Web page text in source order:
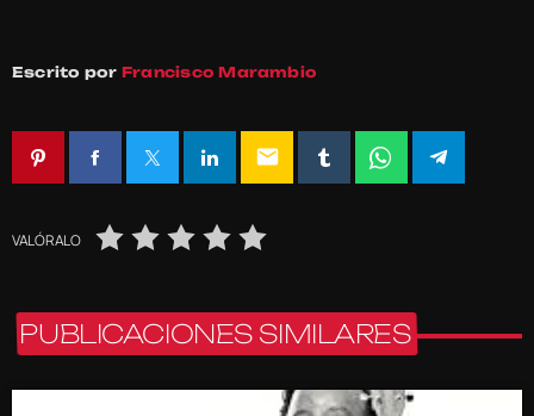
Escrito por Francisco Marambio
email
VALÓRALO
PUBLICACIONES SIMILARES